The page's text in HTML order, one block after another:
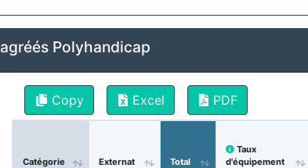
agréés Polyhandicap
Copy Excel PDF
Catégorie Externat Total
Taux
d'équipement